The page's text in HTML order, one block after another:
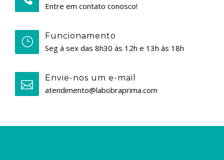
Entre em contato conosco!
Funcionamento
Seg à sex das 8h30 às 12h e 13h às 18h
Envie-nos um e-mail
atendimento@labobraprima.com